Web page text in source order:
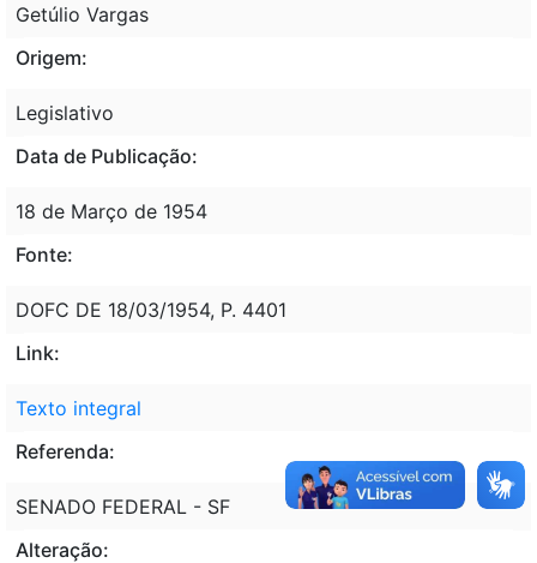
Getúlio Vargas
Origem:
Legislativo
Data de Publicação:
18 de Março de 1954
Fonte:
DOFC DE 18/03/1954, P. 4401
Link:
Texto integral
Referenda:
SENADO FEDERAL - SF
Alteração: